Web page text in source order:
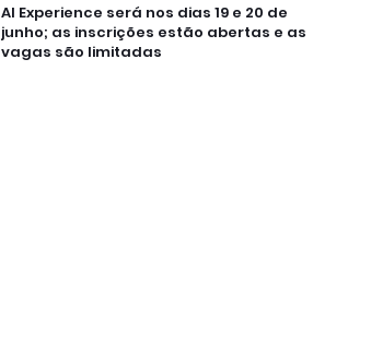
AI Experience será nos dias 19 e 20 de
junho; as inscrições estão abertas e as
vagas são limitadas